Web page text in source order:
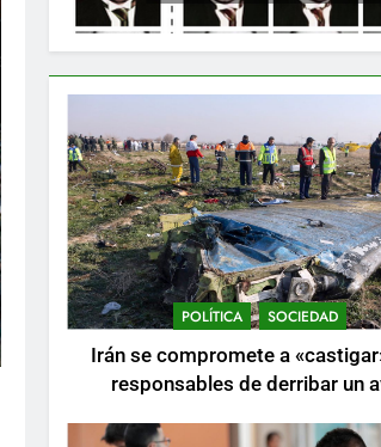
POLÍTICA SOCIEDAD
Irán se compromete a
responsables de derribar un